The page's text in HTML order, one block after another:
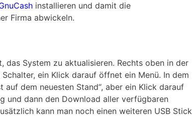
installieren und damit die
Firma abwickeln.
das System zu aktualisieren. Rechts oben in der
ein Klick darauf öffnet ein Menü. In dem
auf dem neuesten Stand“, aber ein Klick darauf
und dann den Download aller verfügbaren
kann man noch einen weiteren USB Stick